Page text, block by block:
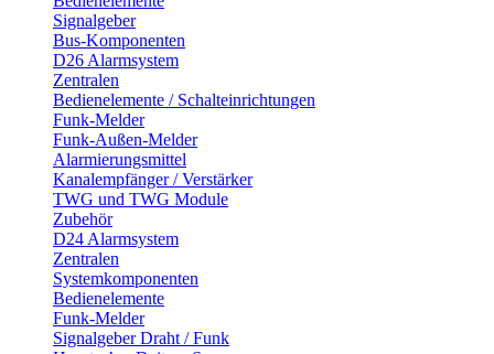
Signalgeber
Bus-Komponenten
D26 Alarmsystem
Zentralen
Bedienelemente / Schalteinrichtungen
Funk-Melder
Funk-Außen-Melder
Alarmierungsmittel
Kanalempfänger / Verstärker
TWG und TWG Module
Zubehör
D24 Alarmsystem
Zentralen
Systemkomponenten
Bedienelemente
Funk-Melder
Signalgeber Draht / Funk